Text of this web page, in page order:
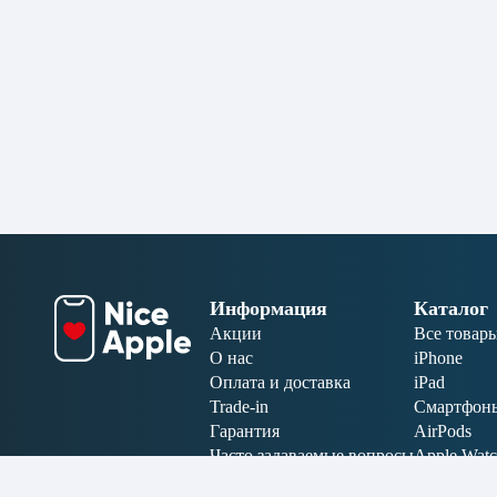
Информация
Акции
О нас
Оплата и доставка
Trade-in
Гарантия
Часто задаваемые вопросы
Каталог
Все
iPhone
iPad
AirPods
Apple